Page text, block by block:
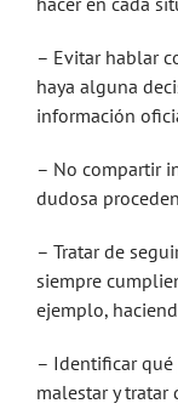
– Evitar hablar
haya alguna
información
– No compartir
dudosa
– Tratar de
siempre
ejemplo,
– Identificar qué
malestar y tratar